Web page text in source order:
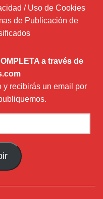
/ Uso de Cookies
de Publicación de
a través de
y recibirás un email por